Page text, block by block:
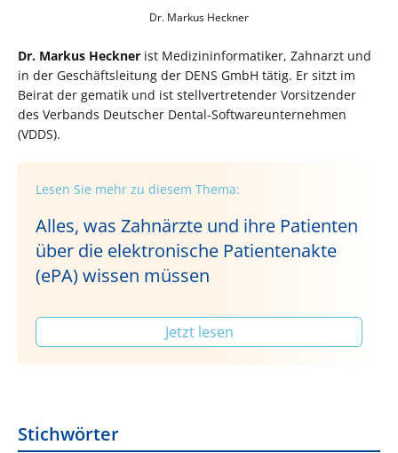
Dr. Markus Heckner
Dr. Markus Heckner ist Medizininformatiker, Zahnarzt und
in der Geschäftsleitung der DENS GmbH tätig. Er sitzt im
Beirat der gematik und ist stellvertretender Vorsitzender
des Verbands Deutscher Dental-Softwareunternehmen
(VDDS).
Lesen Sie mehr zu diesem Thema:
Alles, was Zahnärzte und ihre Patienten
über die elektronische Patientenakte
(ePA) wissen müssen
Jetzt lesen
Stichwörter